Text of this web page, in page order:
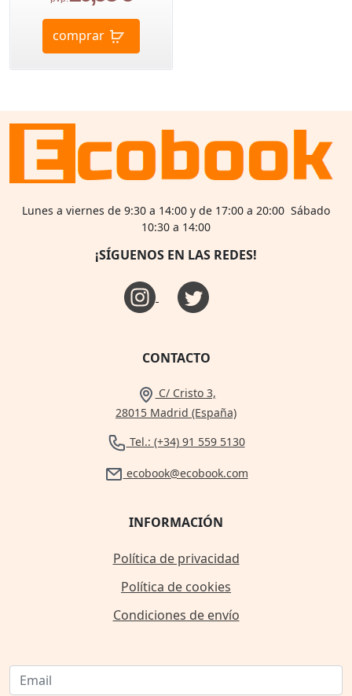
comprar
Lunes a viernes de 9:30 a 14:00 y de 17:00 a 20:00 Sábado
10:30 a 14:00
¡SÍGUENOS EN LAS REDES!
CONTACTO
C/ Cristo 3,
28015 Madrid (España)
Tel.: (+34) 91 559 5130
ecobook@ecobook.com
INFORMACIÓN
Política de privacidad
Política de cookies
Condiciones de envío